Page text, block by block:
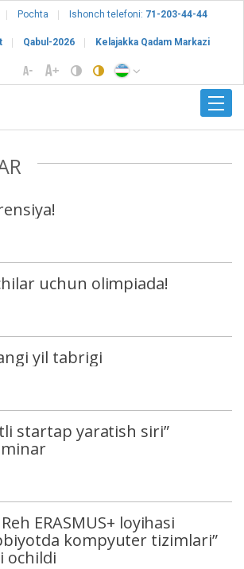
Pochta Ishonch telefoni: 71-203-44-44
Qabul-2026 Kelajakka Qadam Markazi
uchun olimpiada!
yil tabrigi
startap yaratish siri”
ERASMUS+ loyihasi
kompyuter tizimlari”
ochildi